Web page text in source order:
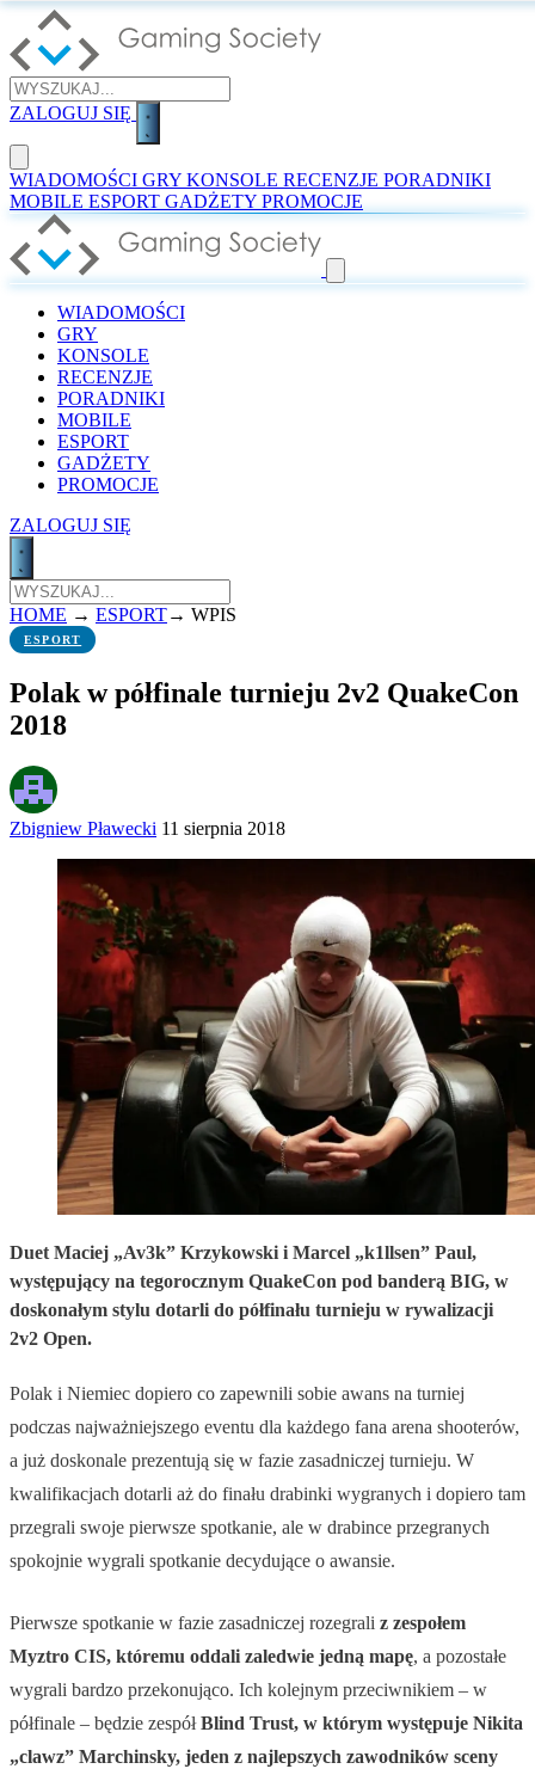
ZALOGUJ SIĘ
WIADOMOŚCI GRY KONSOLE RECENZJE PORADNIKI
MOBILE ESPORT GADŻETY PROMOCJE
WIADOMOŚCI
GRY
KONSOLE
RECENZJE
PORADNIKI
MOBILE
ESPORT
GADŻETY
PROMOCJE
ZALOGUJ SIĘ
HOME → ESPORT→ WPIS
ESPORT
Polak w półfinale turnieju 2v2 QuakeCon
2018
Zbigniew Pławecki 11 sierpnia 2018
Duet Maciej „Av3k” Krzykowski i Marcel „k1llsen” Paul,
występujący na tegorocznym QuakeCon pod banderą BIG, w
doskonałym stylu dotarli do półfinału turnieju w rywalizacji
2v2 Open.
Polak i Niemiec dopiero co zapewnili sobie awans na turniej
podczas najważniejszego eventu dla każdego fana arena shooterów,
a już doskonale prezentują się w fazie zasadniczej turnieju. W
kwalifikacjach dotarli aż do finału drabinki wygranych i dopiero tam
przegrali swoje pierwsze spotkanie, ale w drabince przegranych
spokojnie wygrali spotkanie decydujące o awansie.
Pierwsze spotkanie w fazie zasadniczej rozegrali z zespołem
Myztro CIS, któremu oddali zaledwie jedną mapę, a pozostałe
wygrali bardzo przekonująco. Ich kolejnym przeciwnikiem – w
półfinale – będzie zespółBlind Trust, w którym występuje Nikita
„clawz” Marchinsky, jeden z najlepszych zawodników sceny